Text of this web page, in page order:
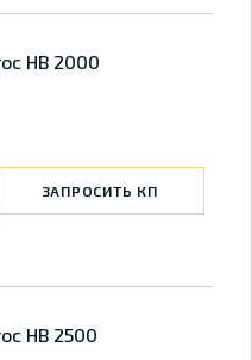
HB 2000
ЗАПРОСИТЬ КП
HB 2500